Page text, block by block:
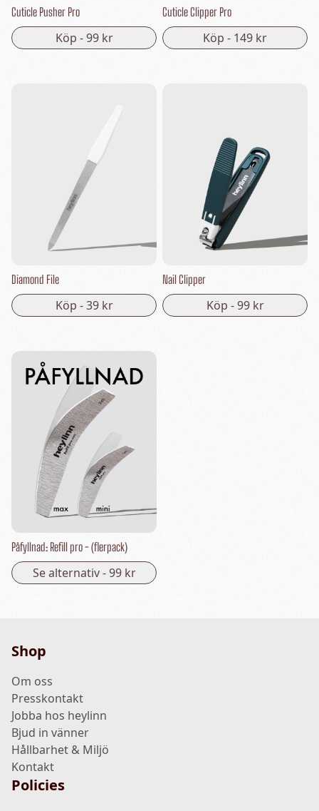
Cuticle Pusher Pro
Köp -99 kr
Cuticle Clipper Pro
Köp - 149 kr
Diamond File
Köp -39 kr
Nail Clipper
Köp -99 kr
Påfyllnad: Refill pro - (flerpack)
Se alternativ -99 kr
Shop
Om oss
Presskontakt
Jobba hos heylinn
Bjud in vänner
Hållbarhet & Miljö
Kontakt
Policies